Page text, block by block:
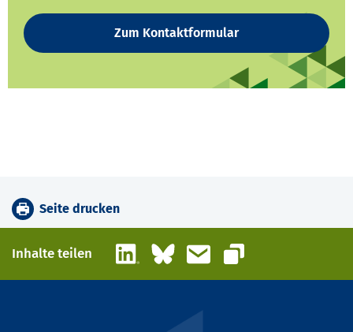
Zum Kontaktformular
Seite drucken
Inhalte teilen LinkedInBlueskyE-Mail
Link kopieren